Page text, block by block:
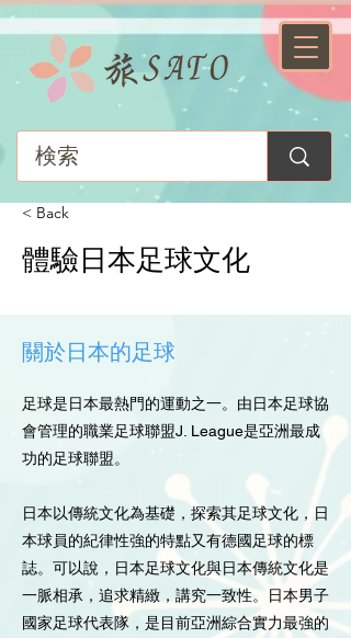
< Back
體驗日本足球文化
關於日本的足球
足球是日本最熱門的運動之一。由日本足球協
會管理的職業足球聯盟J. League是亞洲最成
功的足球聯盟。
日本以傳統文化為基礎，探索其足球文化，日
本球員的紀律性強的特點又有德國足球的標
誌。可以說，日本足球文化與日本傳統文化是
一脈相承，追求精緻，講究一致性。日本男子
國家足球代表隊，是目前亞洲綜合實力最強的